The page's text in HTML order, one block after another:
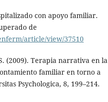
con apoyo familiar.
de
article/view/37510
(2009). Terapia narrativa en la
familiar en torno a
Psychologica, 8, 199–214.